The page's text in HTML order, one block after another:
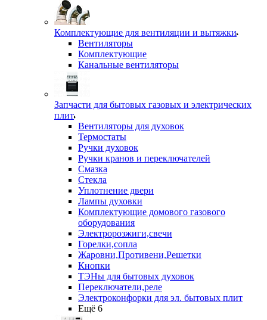
Комплектующие для вентиляции и вытяжки
Вентиляторы
Комплектующие
Канальные вентиляторы
Запчасти для бытовых газовых и электрических
плит
Вентиляторы для духовок
Термостаты
Ручки духовок
Ручки кранов и переключателей
Смазка
Стекла
Уплотнение двери
Лампы духовки
Комплектующие домового газового
оборудования
Электророзжиги,свечи
Горелки,сопла
Жаровни,Противени,Решетки
Кнопки
ТЭНы для бытовых духовок
Переключатели,реле
Электроконфорки для эл. бытовых плит
Ещё 6